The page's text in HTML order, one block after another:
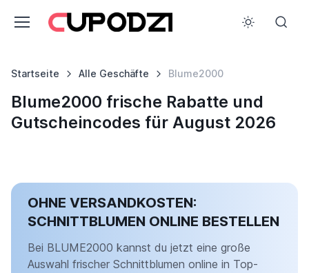
Startseite Alle Geschäfte Blume2000
Blume2000 frische Rabatte und
Gutscheincodes für August 2026
OHNE VERSANDKOSTEN:
SCHNITTBLUMEN ONLINE BESTELLEN
Bei BLUME2000 kannst du jetzt eine große
Auswahl frischer Schnittblumen online in Top-